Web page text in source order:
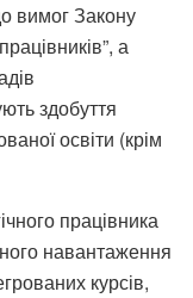
вимог Закону
а
здобуття
освіти (крім
працівника
навантаження
курсів,